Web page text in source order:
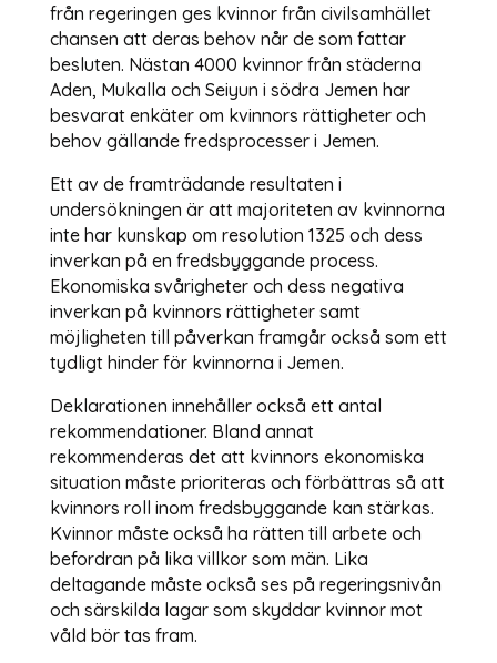
från regeringen ges kvinnor från civilsamhället
chansen att deras behov når de som fattar
besluten. Nästan 4000 kvinnor från städerna
Aden, Mukalla och Seiyun i södra Jemen har
besvarat enkäter om kvinnors rättigheter och
behov gällande fredsprocesser i Jemen.
Ett av de framträdande resultaten i
undersökningen är att majoriteten av kvinnorna
inte har kunskap om resolution 1325 och dess
inverkan på en fredsbyggande process.
Ekonomiska svårigheter och dess negativa
inverkan på kvinnors rättigheter samt
möjligheten till påverkan framgår också som ett
tydligt hinder för kvinnorna i Jemen.
Deklarationen innehåller också ett antal
rekommendationer. Bland annat
rekommenderas det att kvinnors ekonomiska
situation måste prioriteras och förbättras så att
kvinnors roll inom fredsbyggande kan stärkas.
Kvinnor måste också ha rätten till arbete och
befordran på lika villkor som män. Lika
deltagande måste också ses på regeringsnivån
och särskilda lagar som skyddar kvinnor mot
våld bör tas fram.